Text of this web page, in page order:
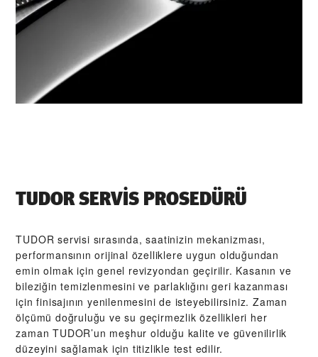
TUDOR SERVIS PROSEDÜRÜ
TUDOR servisi sırasında, saatinizin mekanizması,
performansının orijinal özelliklere uygun olduğundan
emin olmak için genel revizyondan geçirilir. Kasanın ve
bileziğin temizlenmesini ve parlaklığını geri kazanması
için finisajının yenilenmesini de isteyebilirsiniz. Zaman
ölçümü doğruluğu ve su geçirmezlik özellikleri her
zaman TUDOR’un meşhur olduğu kalite ve güvenilirlik
düzeyini sağlamak için titizlikle test edilir.